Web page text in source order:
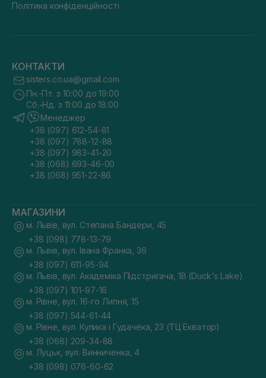
Політика конфіденційності
КОНТАКТИ
sisters.co.ua@gmail.com
Пн.-Пт. з 10:00 до 19:00
Сб.-Нд. з 11:00 до 18:00
Менеджер
+38 (097) 612-54-81
+38 (097) 788-12-88
+38 (097) 983-41-20
+38 (068) 693-46-00
+38 (068) 951-22-86
МАГАЗИНИ
м. Львів, вул. Степана Бандери, 45
+38 (098) 778-13-79
м. Львів, вул. Івана Франка, 36
+38 (097) 611-95-94
м. Львів, вул. Академіка Підстригача, 1В (Duck's Lake)
+38 (097) 101-97-16
м. Рівне, вул. 16-го Липня, 15
+38 (097) 544-61-44
м. Рівне, вул. Кулика і Гудачека, 23 (ТЦ Екватор)
+38 (068) 209-34-88
м. Луцьк, вул. Винниченка, 4
+38 (098) 076-60-62